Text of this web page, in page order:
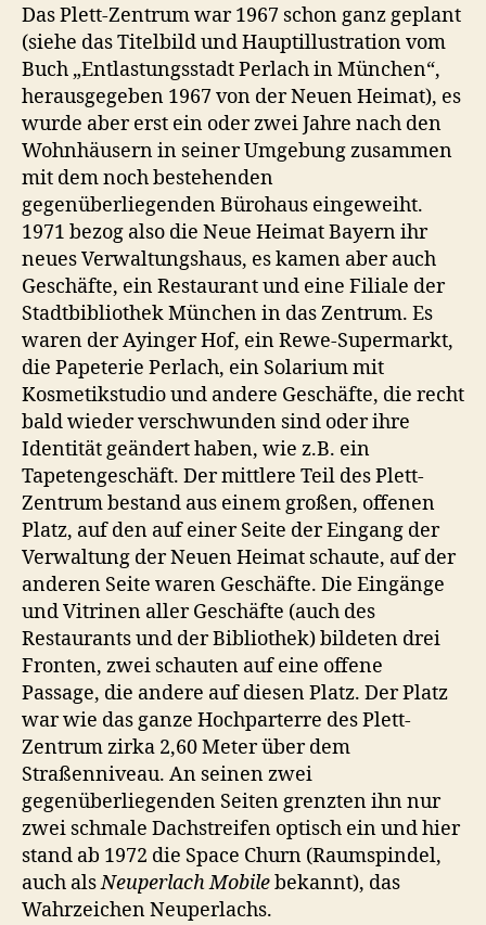
Das Plett-Zentrum war 1967 schon ganz geplant
(siehe das Titelbild und Hauptillustration vom
Buch „Entlastungsstadt Perlach in München“,
herausgegeben 1967 von der Neuen Heimat), es
wurde aber erst ein oder zwei Jahre nach den
Wohnhäusern in seiner Umgebung zusammen
mit dem noch bestehenden
gegenüberliegenden Bürohaus eingeweiht.
1971 bezog also die Neue Heimat Bayern ihr
neues Verwaltungshaus, es kamen aber auch
Geschäfte, ein Restaurant und eine Filiale der
Stadtbibliothek München in das Zentrum. Es
waren der Ayinger Hof, ein Rewe-Supermarkt,
die Papeterie Perlach, ein Solarium mit
Kosmetikstudio und andere Geschäfte, die recht
bald wieder verschwunden sind oder ihre
Identität geändert haben, wie z.B. ein
Tapetengeschäft. Der mittlere Teil des Plett-
Zentrum bestand aus einem großen, offenen
Platz, auf den auf einer Seite der Eingang der
Verwaltung der Neuen Heimat schaute, auf der
anderen Seite waren Geschäfte. Die Eingänge
und Vitrinen aller Geschäfte (auch des
Restaurants und der Bibliothek) bildeten drei
Fronten, zwei schauten auf eine offene
Passage, die andere auf diesen Platz. Der Platz
war wie das ganze Hochparterre des Plett-
Zentrum zirka 2,60 Meter über dem
Straßenniveau. An seinen zwei
gegenüberliegenden Seiten grenzten ihn nur
zwei schmale Dachstreifen optisch ein und hier
stand ab 1972 die Space Churn (Raumspindel,
auch alsNeuperlach Mobilebekannt), das
Wahrzeichen Neuperlachs.